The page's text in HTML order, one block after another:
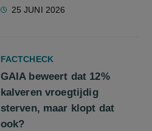
25 JUNI 2026
FACTCHECK
GAIA beweert dat 12%
kalveren vroegtijdig
sterven, maar klopt dat
ook?